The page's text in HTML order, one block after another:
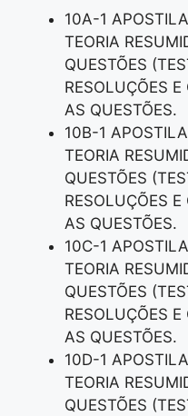
10A-1
TEORIA
QUESTÕES
RESOLUÇÕES
AS QUESTÕES.
10B-1
TEORIA
QUESTÕES
RESOLUÇÕES
AS QUESTÕES.
10C-1
TEORIA
QUESTÕES
RESOLUÇÕES
AS QUESTÕES.
10D-1
TEORIA
QUESTÕES